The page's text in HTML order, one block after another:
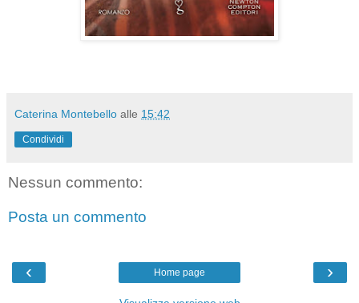
Caterina Montebello alle 15:42
Condividi
Nessun commento:
Posta un commento
‹ ›
Home page